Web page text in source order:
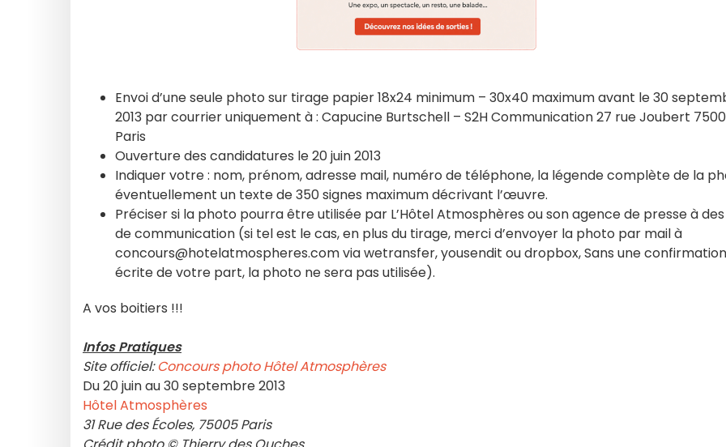
Envoi d’une seule photo sur tirage papier 18x24 minimum – 30x40 maximum avant le 30
2013 par courrier uniquement à : Capucine Burtschell – S2H Communication 27 rue Joubert
Paris
Ouverture des candidatures le 20 juin 2013
Indiquer votre : nom, prénom, adresse mail, numéro de téléphone, la légende complète de la
éventuellement un texte de 350 signes maximum décrivant l’œuvre.
Préciser si la photo pourra être utilisée par L’Hôtel Atmosphères ou son agence de presse à
de communication (si tel est le cas, en plus du tirage, merci d’envoyer la photo par mail à
concours@hotelatmospheres.com via wetransfer, yousendit ou dropbox, Sans une confirmation
écrite de votre part, la photo ne sera pas utilisée).
A vos boitiers !!!
Infos Pratiques
Site officiel:Concours photo Hôtel Atmosphères
Du 20 juin au 30 septembre 2013
Hôtel Atmosphères
31 Rue des Écoles, 75005 Paris